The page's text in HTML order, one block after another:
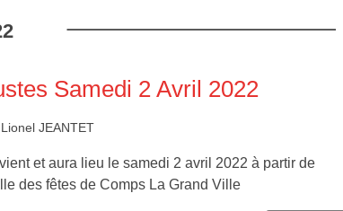
Samedi 2 Avril 2022
Lionel JEANTET
et aura lieu le samedi 2 avril 2022 à partir de
des fêtes de Comps La Grand Ville